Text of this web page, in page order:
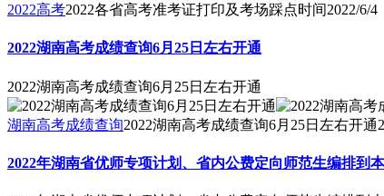
2022高考2022各省高考准考证打印及考场踩点时间2022/6/4
2022湖南高考成绩查询6月25日左右开通
2022湖南高考成绩查询6月25日左右开通
湖南高考成绩查询2022湖南高考成绩查询6月25日左右开通
2022年湖南省优师专项计划、省内公费定向师范生编排到